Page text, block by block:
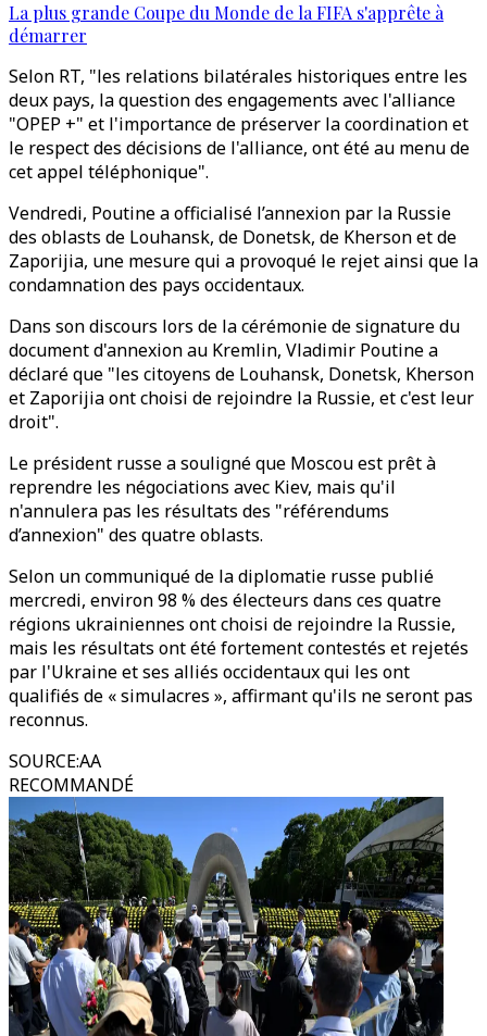
La plus grande Coupe du Monde de la FIFA s'apprête à
démarrer
Selon RT, "les relations bilatérales historiques entre les
deux pays, la question des engagements avec l'alliance
"OPEP +" et l'importance de préserver la coordination et
le respect des décisions de l'alliance, ont été au menu de
cet appel téléphonique".
Vendredi, Poutine a officialisé l’annexion par la Russie
des oblasts de Louhansk, de Donetsk, de Kherson et de
Zaporijia, une mesure qui a provoqué le rejet ainsi que la
condamnation des pays occidentaux.
Dans son discours lors de la cérémonie de signature du
document d'annexion au Kremlin, Vladimir Poutine a
déclaré que "les citoyens de Louhansk, Donetsk, Kherson
et Zaporijia ont choisi de rejoindre la Russie, et c'est leur
droit".
Le président russe a souligné que Moscou est prêt à
reprendre les négociations avec Kiev, mais qu'il
n'annulera pas les résultats des "référendums
d’annexion" des quatre oblasts.
Selon un communiqué de la diplomatie russe publié
mercredi, environ 98 % des électeurs dans ces quatre
régions ukrainiennes ont choisi de rejoindre la Russie,
mais les résultats ont été fortement contestés et rejetés
par l'Ukraine et ses alliés occidentaux qui les ont
qualifiés de « simulacres », affirmant qu'ils ne seront pas
reconnus.
SOURCE:AA
RECOMMANDÉ